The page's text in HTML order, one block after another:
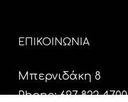
ΕΠΙΚΟΙΝΩΝΙΑ
Μπερνιδάκη 8
Phone: 697 822 4700